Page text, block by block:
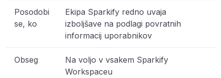
Posodobi
se, ko
Ekipa Sparkify redno uvaja
izboljšave na podlagi povratnih
informacij uporabnikov
Obseg
Na voljo v vsakem Sparkify
Workspaceu